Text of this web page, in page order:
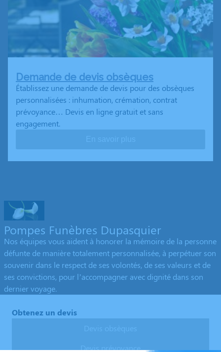
Demande de devis obsèques
Établissez une demande de devis pour des obsèques
personnalisées : inhumation, crémation, contrat
prévoyance… Devis en ligne gratuit et sans
engagement.
Pompes Funèbres Dupasquier
Nos équipes vous aident à honorer la mémoire de la personne
défunte de manière totalement personnalisée, à perpétuer son
souvenir dans le respect de ses volontés, de ses valeurs et de
ses convictions, pour l’accompagner avec dignité dans son
dernier voyage.
Obtenez un devis
Devis prévoyance